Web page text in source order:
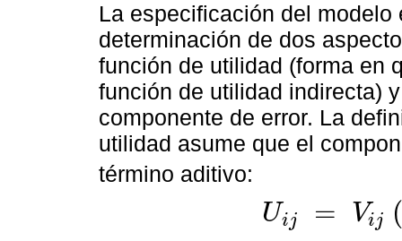
La especificación del
determinación de dos
función de utilidad (forma en
función de utilidad indirecta)
componente de error. La
utilidad asume que el
término aditivo:
Uij = Vij
Uij = V Zij S j) + εi